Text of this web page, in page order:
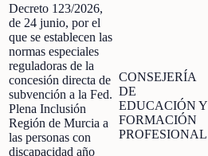
Decreto 123/2026,
de 24 junio, por el
que se establecen las
normas especiales
reguladoras de la
concesión directa de
subvención a la Fed.
Plena Inclusión
Región de Murcia a
las personas con
discapacidad año
CONSEJERÍA
DE
EDUCACIÓN Y
FORMACIÓN
PROFESIONAL